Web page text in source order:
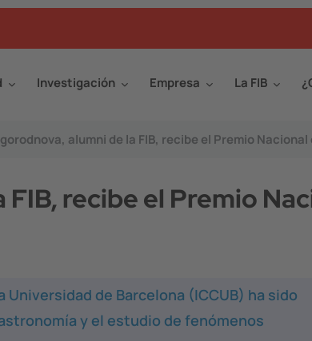
Investigación Empresa La FIB
alumni de la FIB, recibe el Premio
recibe el Premio
de Barcelona (ICCUB) ha sido
y el estudio de fenómenos